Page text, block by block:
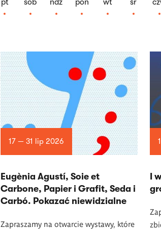
pt
sob
ndz
pon
wt
śr
17 — 31 lip 2026
Eugènia Agustí, Soie et
Carbone, Papier i Grafit, Seda i
Carbó. Pokazać niewidzialne
Zapraszamy na otwarcie wystawy, które
I